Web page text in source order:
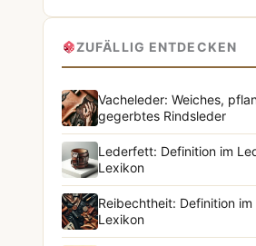
ZUFÄLLIG ENTDECKEN
Vacheleder: Weiches,
gegerbtes Rindsleder
Lederfett: Definition im
Lexikon
Reibechtheit: Definition
Lexikon